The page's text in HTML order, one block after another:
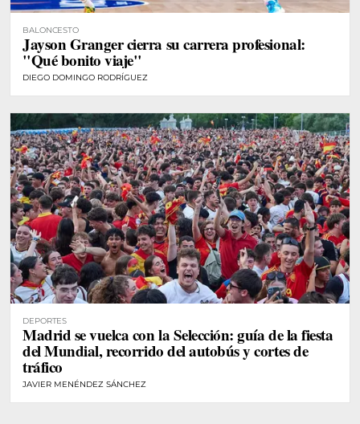
BALONCESTO
Jayson Granger cierra su carrera profesional:
"Qué bonito viaje"
DIEGO DOMINGO RODRÍGUEZ
DEPORTES
Madrid se vuelca con la Selección: guía de la fiesta
del Mundial, recorrido del autobús y cortes de
tráfico
JAVIER MENÉNDEZ SÁNCHEZ